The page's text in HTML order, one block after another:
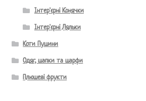
Інтер'єрні Конячки
Інтер'єрні Ляльки
Коти Пушини
Одяг, шапки та шарфи
Плюшеві фрукти